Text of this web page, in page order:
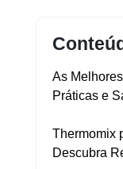
As
Práticas e
Thermomix
Descubra